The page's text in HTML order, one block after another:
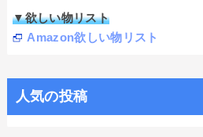
▼欲しい物リスト
Amazon欲しい物リスト
人気の投稿